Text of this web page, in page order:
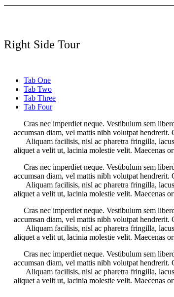
Right Side Tour
Tab One
Tab Two
Tab Three
Tab Four
Cras nec imperdiet neque. Vestibulum sem
accumsan diam, vel mattis nibh volutpat
Aliquam facilisis, nisl ac pharetra fringilla,
aliquet a velit ut, lacinia molestie velit. Maecenas
Cras nec imperdiet neque. Vestibulum sem
accumsan diam, vel mattis nibh volutpat
Aliquam facilisis, nisl ac pharetra fringilla,
aliquet a velit ut, lacinia molestie velit. Maecenas
Cras nec imperdiet neque. Vestibulum sem
accumsan diam, vel mattis nibh volutpat
Aliquam facilisis, nisl ac pharetra fringilla,
aliquet a velit ut, lacinia molestie velit. Maecenas
Cras nec imperdiet neque. Vestibulum sem
accumsan diam, vel mattis nibh volutpat
Aliquam facilisis, nisl ac pharetra fringilla,
aliquet a velit ut, lacinia molestie velit. Maecenas